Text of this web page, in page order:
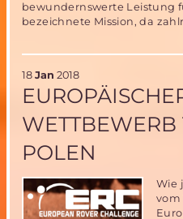
bewundernswerte Leistung
bezeichnete Mission, da
18 Jan 2018
WETTBEWERB
POLEN
Wie
vom